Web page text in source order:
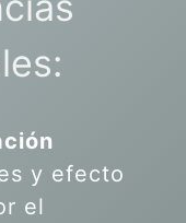
y efecto
el